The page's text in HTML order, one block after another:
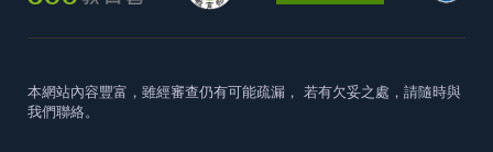
本網站內容豐富，雖經審查仍有可能疏漏， 若有欠妥之處，請隨時與
我們聯絡。